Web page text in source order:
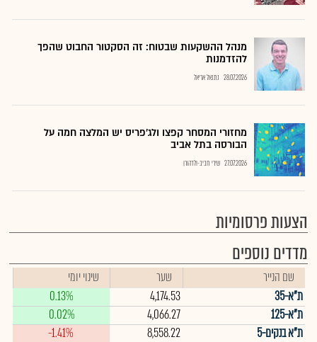
מנהל ההשקעות שבטוח: זה הסקטור החבוט שהפך
להזדמנות
28.07.2026 נתנאל אריאל
מחזורי המסחר קפצו ולג'פריס יש המלצה חמה על
הבורסה בתל אביב
27.07.2026 שירי חביב-ולדהורן
הצעות פרסומיות
מדדים נוספים
שם הנייר שער
שינוי יומי
ת"א-35
4,174.53
0.13%
ת"א-125
4,066.27
0.02%
ת"א בנקים-5
8,558.22
-1.41%